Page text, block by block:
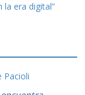
la era digital”
Pacioli